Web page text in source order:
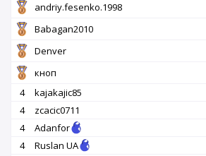
andriy.fesenko.1998
Babagan2010
Denver
кноп
4
kajakajic85
4
zcacic0711
4
Adanfor
4
Ruslan UA